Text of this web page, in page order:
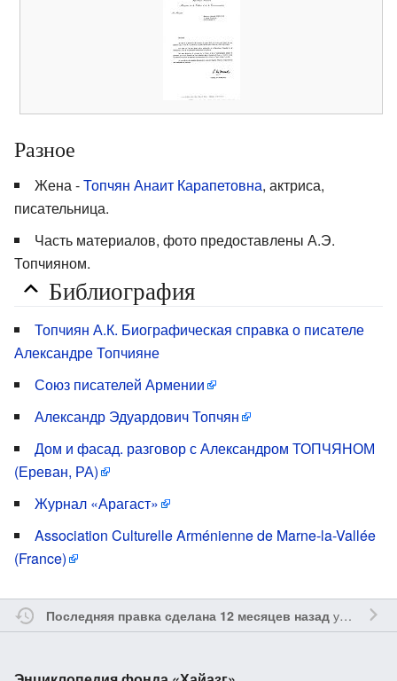
Разное
Жена -Топчян Анаит Карапетовна, актриса,
писательница.
Часть материалов, фото предоставлены А.Э.
Топчияном.
Библиография
Топчиян А.К. Биографическая справка о писателе
Александре Топчияне
Союз писателей Армении
Александр Эдуардович Топчян
Дом и фасад. разговор с Александром ТОПЧЯНОМ
(Ереван, РА)
Журнал «Арагаст»
Association Culturelle Arménienne de Marne-la-Vallée
(France)
Последняя правка сделана 12 месяцев назадучастником